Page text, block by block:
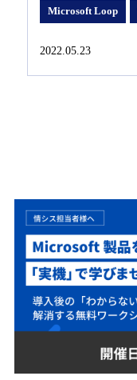
Microsoft Loop
2022.05.23